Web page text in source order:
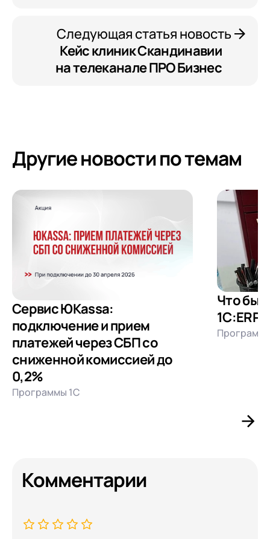
Следующая статья новость
Кейс клиник Скандинавии
на телеканале ПРО Бизнес
Другие новости по темам
Сервис ЮKassa:
подключение и прием
платежей через СБП со
сниженной комиссией до
0,2%
Программы 1С
Что
1С:ERP
Комментарии